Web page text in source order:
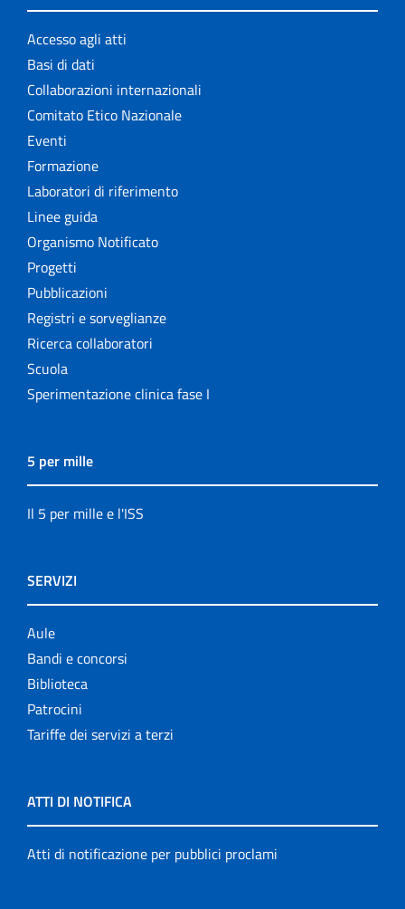
Accesso agli atti
Basi di dati
Collaborazioni internazionali
Comitato Etico Nazionale
Eventi
Formazione
Laboratori di riferimento
Linee guida
Organismo Notificato
Progetti
Pubblicazioni
Registri e sorveglianze
Ricerca collaboratori
Scuola
Sperimentazione clinica fase I
5 per mille
Il 5 per mille e l'ISS
SERVIZI
Aule
Bandi e concorsi
Biblioteca
Patrocini
Tariffe dei servizi a terzi
ATTI DI NOTIFICA
Atti di notificazione per pubblici proclami